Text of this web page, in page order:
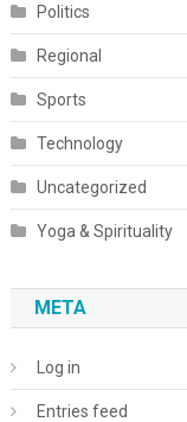
Politics
Regional
Sports
Technology
Uncategorized
Yoga & Spirituality
META
Log in
Entries feed